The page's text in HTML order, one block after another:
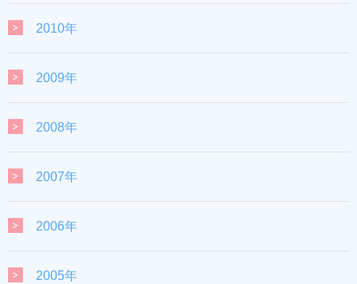
2010年
2009年
2008年
2007年
2006年
2005年